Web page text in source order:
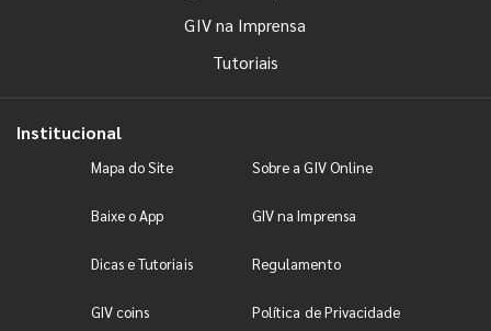
GIV na Imprensa
Tutoriais
Institucional
Mapa do Site Sobre a GIV Online
Baixe o App GIV na Imprensa
Dicas e Tutoriais Regulamento
GIV coins Política de Privacidade